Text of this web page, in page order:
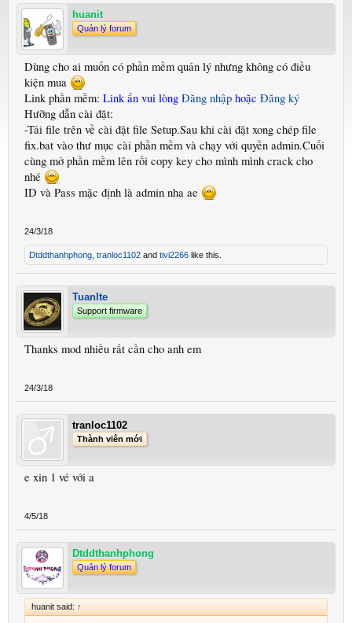
huanit
Quản lý forum
Dùng cho ai muốn có phần mềm quản lý nhưng không có điều
kiện mua
Link phần mềm: Link ẩn vui lòng Đăng nhập hoặc Đăng ký
Hưỡng dẫn cài đặt:
-Tải file trên về cài đặt file Setup.Sau khi cài đặt xong chép file
fix.bat vào thư mục cài phần mềm và chạy với quyền admin.Cuối
cùng mở phần mềm lên rồi copy key cho mình mình crack cho
nhé
ID và Pass mặc định là admin nha ae
24/3/18
Dtddthanhphong tranloc1102 and tivi2266 like this.
Tuanlte
Support firmware
Thanks mod nhiều rất cần cho anh em
24/3/18
tranloc1102
Thành viên mới
e xin 1 vé với a
4/5/18
Dtddthanhphong
Quản lý forum
huanit said: ↑